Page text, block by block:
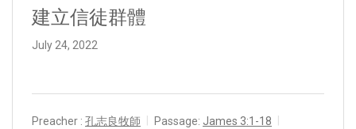
建立信徒群體
July 24, 2022
Preacher : 孔志良牧師 Passage: James 3:1-18